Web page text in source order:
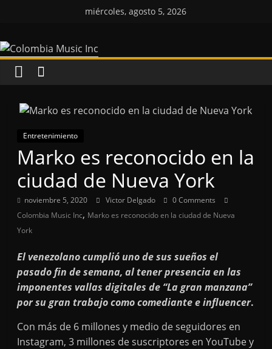
miércoles, agosto 5, 2026
Colombia
Music
Inc
Colombia
Music
Inc
Entretenimiento
Marko es reconocido en la
ciudad de Nueva York
noviembre 5, 2020 Victor Delgado
0 Comments
Colombia Music Inc, Marko es reconocido en la ciudad de Nueva
York
El venezolano cumplió uno de sus sueños el
pasado fin de semana, al tener presencia en las
imponentes vallas digitales de “La gran manzana”
por su gran trabajo como comediante e influencer.
Con más de 6 millones y medio de seguidores en
Instagram, 3 millones de suscriptores en YouTube y